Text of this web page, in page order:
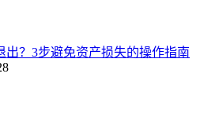
出？3步避免资产损失的操作指南